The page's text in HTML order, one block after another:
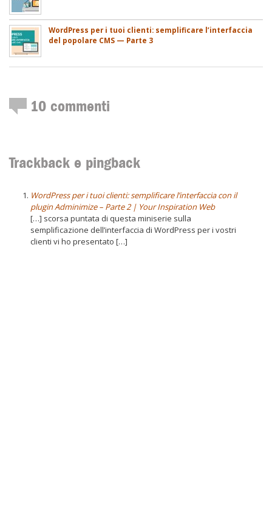
WordPress per i tuoi clienti: semplificare l’interfaccia
del popolare CMS — Parte 3
10 commenti
Trackback e pingback
WordPress per i tuoi clienti: semplificare l’interfaccia con il
plugin Adminimize – Parte 2 | Your Inspiration Web
[…] scorsa puntata di questa miniserie sulla
semplificazione dell’interfaccia di WordPress per i vostri
clienti vi ho presentato […]